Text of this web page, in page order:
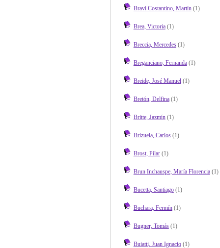
Bravi Costantino, Martín(1)
Brea, Victoria(1)
Breccia, Mercedes(1)
Breganciano, Fernanda(1)
Breide, José Manuel(1)
Bretón, Delfina(1)
Britte, Jazmín(1)
Brizuela, Carlos(1)
Brost, Pilar(1)
Brun Inchauspe, María Florencia(1)
Bucetta, Santiago(1)
Buchara, Fermín(1)
Bugner, Tomás(1)
Buiatti, Juan Ignacio(1)